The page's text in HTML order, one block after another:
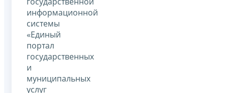
информационной
системы
«Единый
портал
государственных
и
муниципальных
услуг